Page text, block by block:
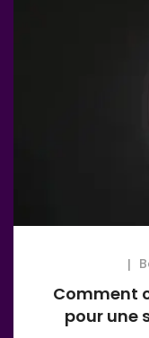
Comment
pour une